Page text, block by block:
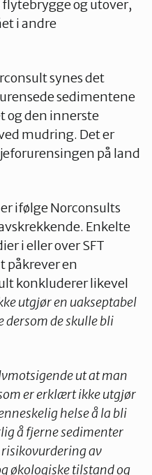
og utover,
i andre
synes det
sedimentene
og den innerste
mudring. Det er
på land
ifølge Norconsults
Enkelte
i eller over SFT
påkrever en
konkluderer likevel
utgjør en uakseptabel
dersom de skulle bli
ut at man
er erklært ikke utgjør
helse å la bli
å fjerne sedimenter
av
økologiske tilstand og